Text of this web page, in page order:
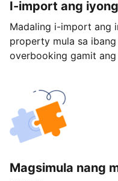
I-import ang
Madaling i-import ang
property mula sa
overbooking gamit
Magsimula nang